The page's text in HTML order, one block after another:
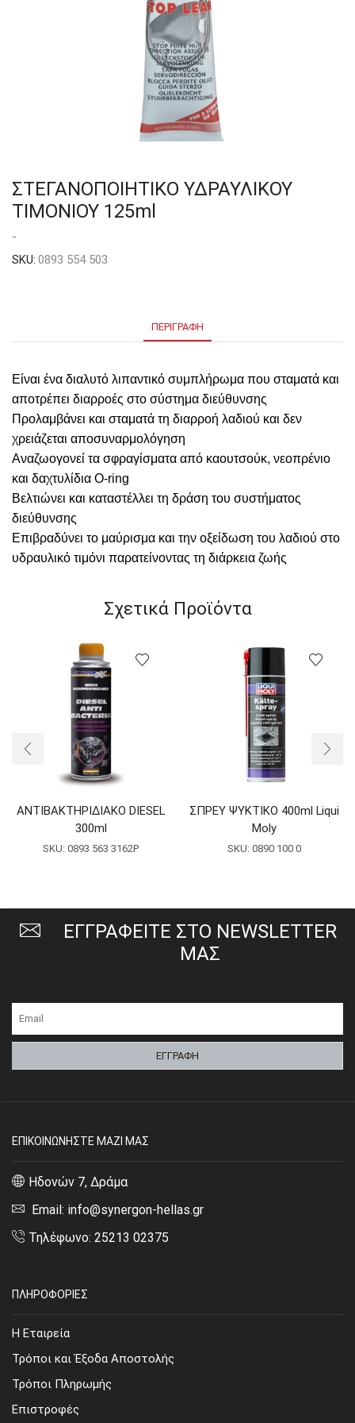
ΣΤΕΓΑΝΟΠΟΙΗΤΙΚΟ ΥΔΡΑΥΛΙΚΟΥ
ΤΙΜΟΝΙΟΥ 125ml
-
SKU: 0893 554 503
ΠΕΡΙΓΡΑΦΉ
Είναι ένα διαλυτό λιπαντικό συμπλήρωμα που σταματά και
αποτρέπει διαρροές στο σύστημα διεύθυνσης
Προλαμβάνει και σταματά τη διαρροή λαδιού και δεν
χρειάζεται αποσυναρμολόγηση
Αναζωογονεί τα σφραγίσματα από καουτσούκ, νεοπρένιο
και δαχτυλίδια O-ring
Βελτιώνει και καταστέλλει τη δράση του συστήματος
διεύθυνσης
Επιβραδύνει το μαύρισμα και την οξείδωση του λαδιού στο
υδραυλικό τιμόνι παρατείνοντας τη διάρκεια ζωής
Σχετικά Προϊόντα
ΑΝΤΙΒΑΚΤΗΡΙΔΙΑΚΟ DIESEL
300ml
SKU: 0893 563 3162P
ΣΠΡΕΥ ΨΥΚΤΙΚΟ 400ml Liqui
Moly
SKU: 0890 100 0
ΕΓΓΡΑΦΕΙΤΕ ΣΤΟ NEWSLETTER
ΜΑΣ
ΕΠΙΚΟΙΝΩΝΗΣΤΕ ΜΑΖΙ ΜΑΣ
Ηδονών 7, Δράμα
Email: info@synergon-hellas.gr
Τηλέφωνο: 25213 02375
ΠΛΗΡΟΦΟΡΙΕΣ
Η Εταιρεία
Τρόποι και Έξοδα Αποστολής
Τρόποι Πληρωμής
Επιστροφές